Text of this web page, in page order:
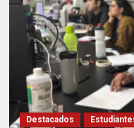
Destacados